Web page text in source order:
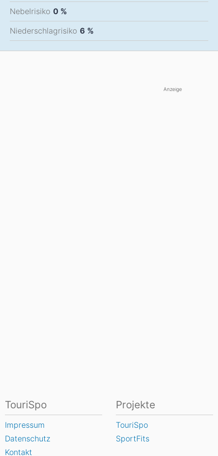
Nebelrisiko 0 %
Niederschlagrisiko 6 %
Anzeige
TouriSpo
Impressum
Datenschutz
Kontakt
Projekte
TouriSpo
SportFits